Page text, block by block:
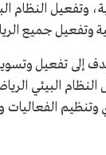
وتفعيل النظام
وتفعيل جميع
إلى تفعيل
النظام البيئي
وتنظيم الفعاليات